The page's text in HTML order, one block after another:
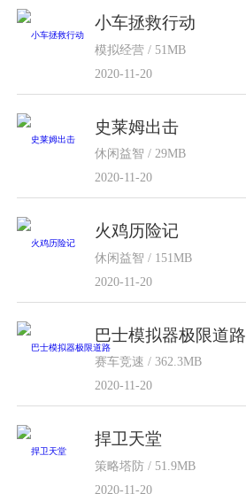
小车拯救行动
模拟经营 / 51MB
2020-11-20
史莱姆出击
休闲益智 / 29MB
2020-11-20
火鸡历险记
休闲益智 / 151MB
2020-11-20
巴士模拟器极限道路
赛车竞速 / 362.3MB
2020-11-20
捍卫天堂
策略塔防 / 51.9MB
2020-11-20